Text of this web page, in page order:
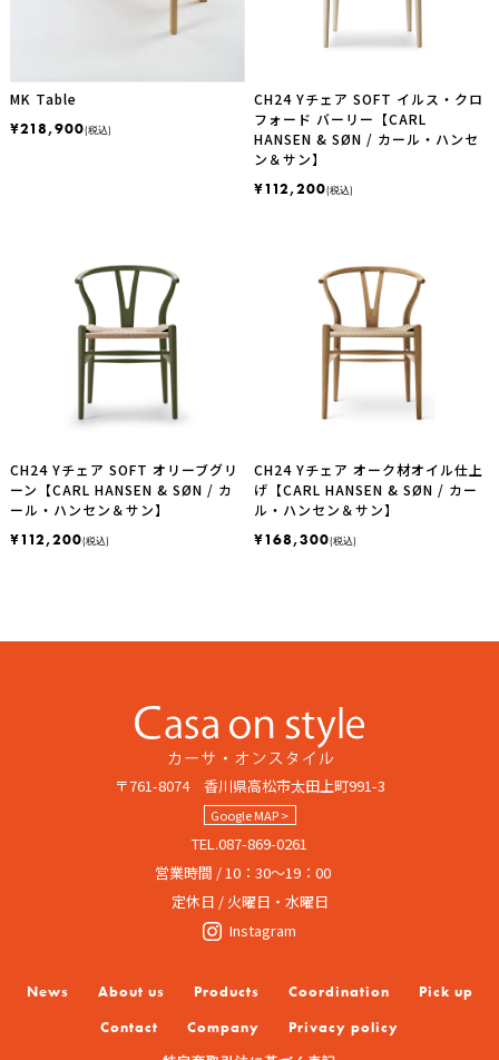
MK Table
¥218,900(税込)
CH24 Yチェア SOFT イルス・クロ
フォード バーリー【CARL
HANSEN & SØN / カール・ハンセ
ン＆サン】
¥112,200(税込)
CH24 Yチェア SOFT オリーブグリ
ーン【CARL HANSEN & SØN / カ
ール・ハンセン＆サン】
¥112,200(税込)
CH24 Yチェア オーク材オイル仕上
げ【CARL HANSEN & SØN / カー
ル・ハンセン＆サン】
¥168,300(税込)
〒761-8074 香川県高松市太田上町991-3
Google MAP >
TEL.087-869-0261
営業時間 / 10：30～19：00
定休日 / 火曜日・水曜日
Instagram
News About us Products Coordination
Pick up
Contact
Company Privacy policy